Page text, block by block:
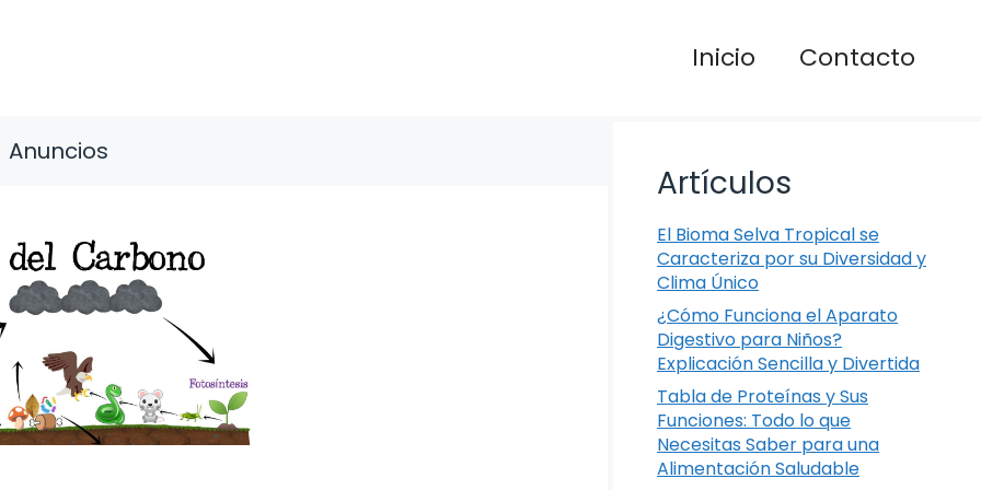
Inicio Contacto
Anuncios
Artículos
El Bioma Selva Tropical se
Caracteriza por su Diversidad y
Clima Único
¿Cómo Funciona el Aparato
Digestivo para Niños?
Explicación Sencilla y Divertida
Tabla de Proteínas y Sus
Funciones: Todo lo que
Necesitas Saber para una
Alimentación Saludable